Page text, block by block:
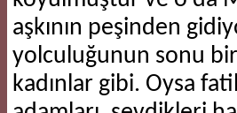
aşkının peşinden
yolculuğunun sonu
kadınlar gibi. Oysa